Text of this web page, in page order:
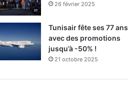
26 février 2025
Tunisair fête ses 77 ans
avec des promotions
jusqu’à -50% !
21 octobre 2025